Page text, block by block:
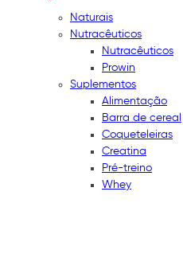
Naturais
Nutracêuticos
Nutracêuticos
Prowin
Suplementos
Alimentação
Barra de cereal
Coqueteleiras
Creatina
Pré-treino
Whey